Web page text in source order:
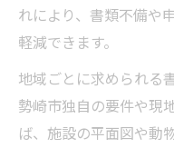
れにより、書類不備や
軽減できます。
地域ごとに求められる
勢崎市独自の要件や現
ば、施設の平面図や動